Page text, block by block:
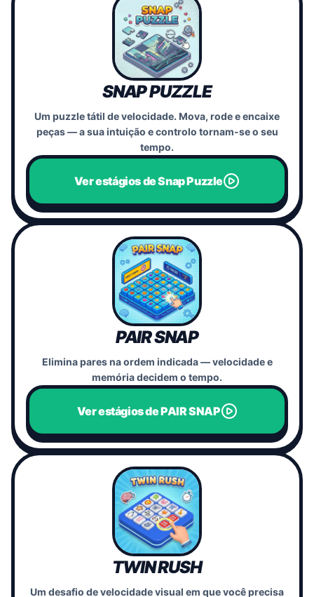
SNAP PUZZLE
Um puzzle tátil de velocidade. Mova, rode e encaixe
peças — a sua intuição e controlo tornam-se o seu
tempo.
Ver estágios de Snap Puzzle
PAIR SNAP
Elimina pares na ordem indicada — velocidade e
memória decidem o tempo.
Ver estágios de PAIR SNAP
TWIN RUSH
Um desafio de velocidade visual em que você precisa